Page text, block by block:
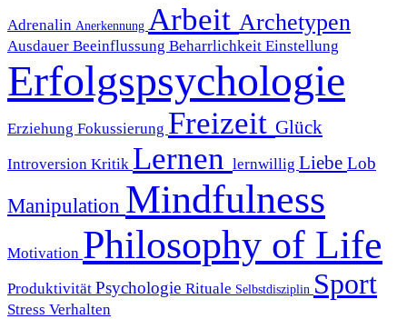
Adrenalin Anerkennung Arbeit Archetypen
Ausdauer Beeinflussung Beharrlichkeit Einstellung
Erfolgspsychologie
Erziehung Fokussierung Freizeit Glück
Introversion Kritik Lernen lernwillig Liebe Lob
Manipulation Mindfulness
Motivation Philosophy of Life
Produktivität Psychologie Rituale Selbstdisziplin Sport
Stress Verhalten